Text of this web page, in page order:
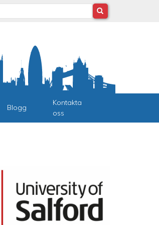
Blogg
Kontakta
oss